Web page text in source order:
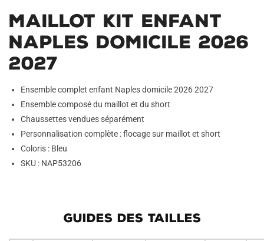
e
:
Maillot Kit Enfant
Naples Domicile 2026
2027
Ensemble complet enfant Naples domicile 2026 2027
Ensemble composé du maillot et du short
Chaussettes vendues séparément
Personnalisation complète : flocage sur maillot et short
Coloris : Bleu
SKU : NAP53206
GUIDES DES TAILLES